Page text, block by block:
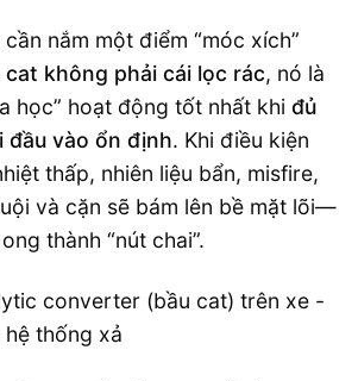
nắm một điểm “móc xích”
cat không phải cái lọc rác, nó là
học” hoạt động tốt nhất khi đủ
đầu vào ổn định. Khi điều kiện
thấp, nhiên liệu bẩn, misfire,
và cặn sẽ bám lên bề mặt lõi—
thành “nút chai”.